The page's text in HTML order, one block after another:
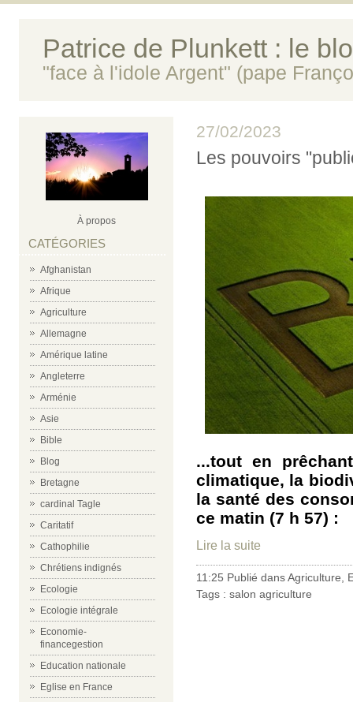
Patrice de Plunkett : le
"face à l'idole Argent" (pape
À propos
CATÉGORIES
Afghanistan
Afrique
Agriculture
Allemagne
Amérique latine
Angleterre
Arménie
Asie
Bible
Blog
Bretagne
cardinal Tagle
Caritatif
Cathophilie
Chrétiens indignés
Ecologie
Ecologie intégrale
Economie-
financegestion
Education nationale
Eglise en France
27/02/2023
Les pouvoirs
...tout en
climatique, la
la santé des
ce matin (7 h 57) :
Lire la suite
11:25 Publié dansAgriculture
Tags : salon agriculture